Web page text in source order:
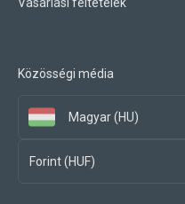
Közösségi média
Magyar (HU)
Forint (HUF)